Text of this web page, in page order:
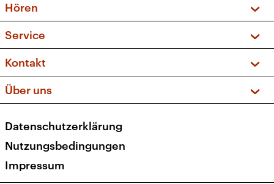
Sendungen und Podcasts
Musikliste
Kakadu – Das Kinderprogramm
Hören
Frequenzen (UKW + DAB+)
Service
FAQ
Apps
Newsletter
Kontakt
Social Media
Über uns
Presse
Karriere
Transparenz
Datenschutzerklärung
Nutzungsbedingungen
Impressum